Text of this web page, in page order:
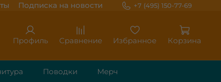
Подписка на новости +7 (495) 150-77-69
Профиль Сравнение Избранное Корзина
Поводки Мерч